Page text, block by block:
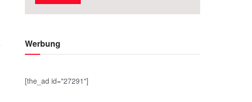
Werbung
[the_ad id="27291"]